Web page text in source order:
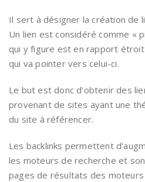
Il sert à désigner la création de
Un lien est considéré comme «
qui y figure est en rapport
qui va pointer vers celui-ci.
Le but est donc d’obtenir des
provenant de sites ayant une
du site à référencer.
Les backlinks permettent
les moteurs de recherche et
pages de résultats des moteurs